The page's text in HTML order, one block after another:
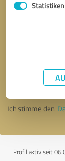
Statistiken
Ich stimme den
Profil aktiv seit